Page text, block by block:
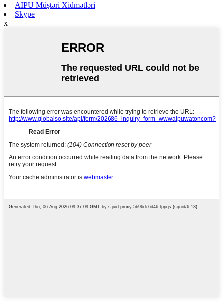
AIPU Müştəri Xidmətləri
Skype
x